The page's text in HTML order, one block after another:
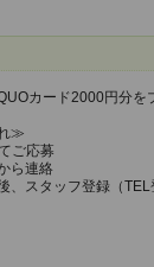
カード2000円分を
≫
ご応募
ら連絡
、スタッフ登録（